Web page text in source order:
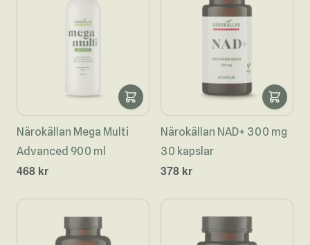
Närokällan Mega Multi
Advanced 900 ml
468 kr
Närokällan NAD+ 300 mg
30 kapslar
378 kr